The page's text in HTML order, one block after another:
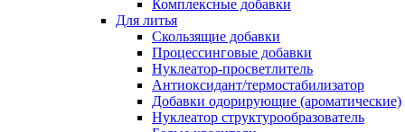
Комплексные добавки
Для литья
Скользящие добавки
Процессинговые добавки
Нуклеатор-просветлитель
Антиоксидант/термостабилизатор
Добавки одорирующие (ароматические)
Нуклеатор структурообразователь